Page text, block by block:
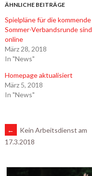
ÄHNLICHE BEITRÄGE
Spielpläne für die kommende
Sommer-Verbandsrunde sind
online
März 28, 2018
In "News"
Homepage aktualisiert
März 5, 2018
In "News"
ARTIKEL-
NAVIGATION
←
Kein Arbeitsdienst am
17.3.2018